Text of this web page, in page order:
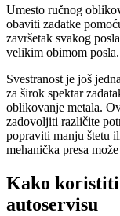
Umesto ručnog
obaviti zadatke
završetak svakog
velikim obimom posla.
Svestranost je još
za širok spektar
oblikovanje metala.
zadovoljiti različite
popraviti manju štetu
mehanička presa
Kako koristiti
autoservisu